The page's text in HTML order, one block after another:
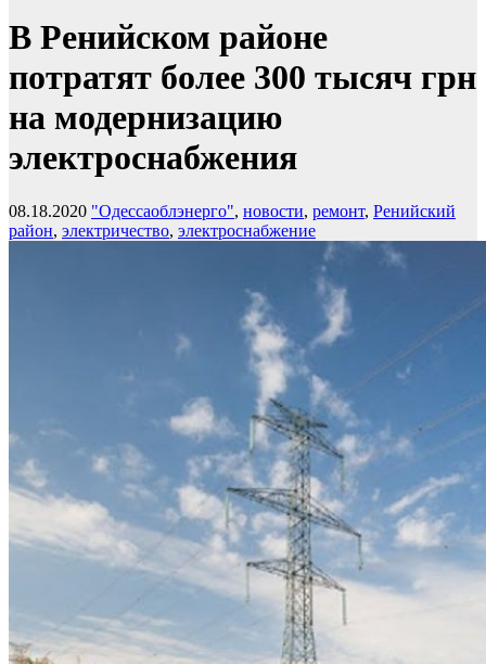
В Ренийском районе
потратят более 300 тысяч грн
на модернизацию
электроснабжения
08.18.2020 "Одессаоблэнерго", новости, ремонт, Ренийский
район, электричество, электроснабжение